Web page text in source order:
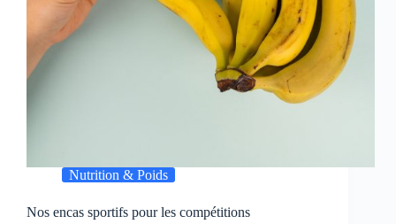
Nutrition & Poids
Nos encas sportifs pour les compétitions